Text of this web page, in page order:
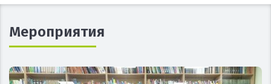
Мероприятия